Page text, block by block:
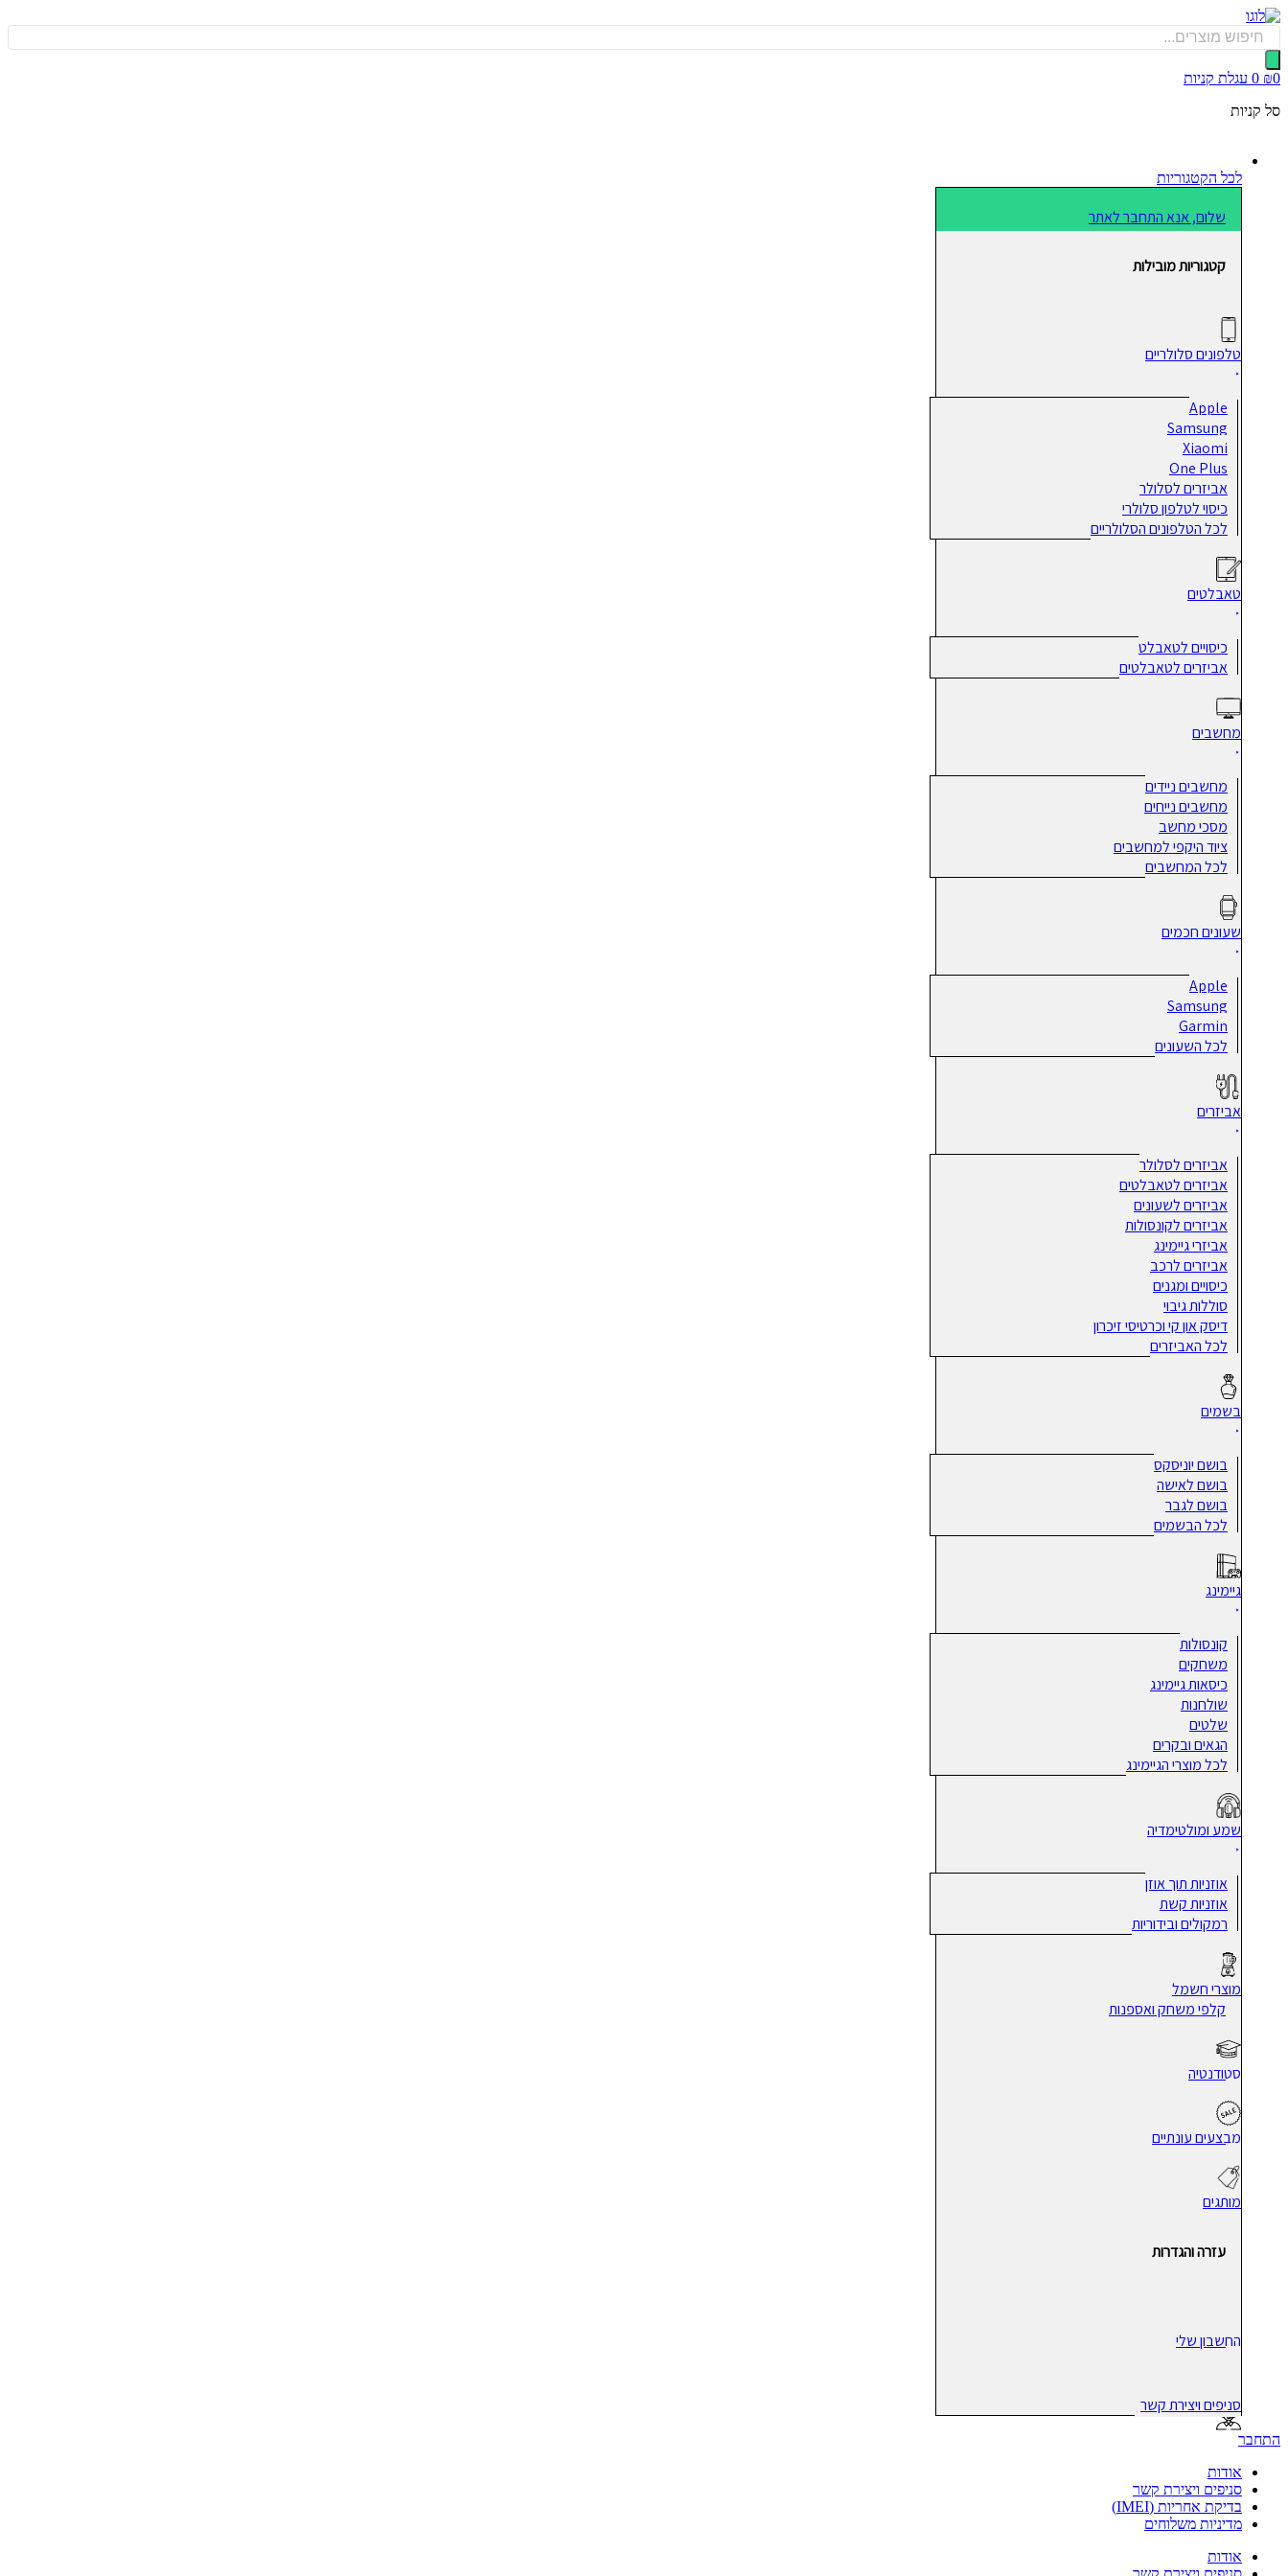
דלג
לתוכן
Products
search
₪0
0 עגלת קניות
סל קניות
לכל הקטגוריות
שלום, אנא התחבר לאתר
קטגוריות מובילות
טלפונים סלולריים
Apple
Samsung
Xiaomi
One Plus
אביזרים לסלולר
כיסוי לטלפון סלולרי
לכל הטלפונים הסלולריים
טאבלטים
כיסויים לטאבלט
אביזרים לטאבלטים
מחשבים
מחשבים ניידים
מחשבים נייחים
מסכי מחשב
ציוד היקפי למחשבים
לכל המחשבים
שעונים חכמים
Apple
Samsung
Garmin
לכל השעונים
אביזרים
אביזרים לסלולר
אביזרים לטאבלטים
אביזרים לשעונים
אביזרים לקונסולות
אביזרי גיימינג
אביזרים לרכב
כיסויים ומגנים
סוללות גיבוי
דיסק און קי וכרטיסי זיכרון
לכל האביזרים
בשמים
בושם יוניסקס
בושם לאישה
בושם לגבר
לכל הבשמים
גיימינג
קונסולות
משחקים
כיסאות גיימינג
שולחנות
שלטים
הגאים ובקרים
לכל מוצרי הגיימינג
שמע ומולטימדיה
אוזניות תוך אוזן
אוזניות קשת
רמקולים ובידוריות
מוצרי חשמל
קלפי משחק ואספנות
סטודנטיה
מבצעים עונתיים
מותגים
עזרה והגדרות
החשבון שלי
סניפים ויצירת קשר
התחבר
אודות
סניפים ויצירת קשר
בדיקת אחריות (IMEI)
מדיניות משלוחים
אודות